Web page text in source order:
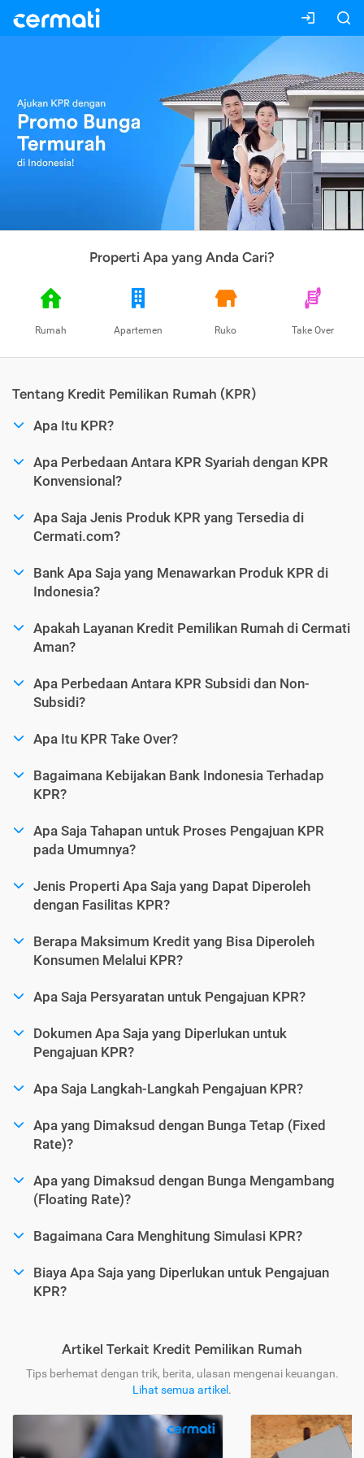
Properti Apa yang Anda Cari?
Rumah Apartemen Ruko Take Over
Tentang Kredit Pemilikan Rumah (KPR)
Apa Itu KPR?
Apa Perbedaan Antara KPR Syariah dengan KPR
Konvensional?
Apa Saja Jenis Produk KPR yang Tersedia di
Cermati.com?
Bank Apa Saja yang Menawarkan Produk KPR di
Indonesia?
Apakah Layanan Kredit Pemilikan Rumah di Cermati
Aman?
Apa Perbedaan Antara KPR Subsidi dan Non-
Subsidi?
Apa Itu KPR Take Over?
Bagaimana Kebijakan Bank Indonesia Terhadap
KPR?
Apa Saja Tahapan untuk Proses Pengajuan KPR
pada Umumnya?
Jenis Properti Apa Saja yang Dapat Diperoleh
dengan Fasilitas KPR?
Berapa Maksimum Kredit yang Bisa Diperoleh
Konsumen Melalui KPR?
Apa Saja Persyaratan untuk Pengajuan KPR?
Dokumen Apa Saja yang Diperlukan untuk
Pengajuan KPR?
Apa Saja Langkah-Langkah Pengajuan KPR?
Apa yang Dimaksud dengan Bunga Tetap (Fixed
Rate)?
Apa yang Dimaksud dengan Bunga Mengambang
(Floating Rate)?
Bagaimana Cara Menghitung Simulasi KPR?
Biaya Apa Saja yang Diperlukan untuk Pengajuan
KPR?
Artikel Terkait Kredit Pemilikan Rumah
Tips berhemat dengan trik, berita, ulasan mengenai keuangan.
Lihat semua artikel .